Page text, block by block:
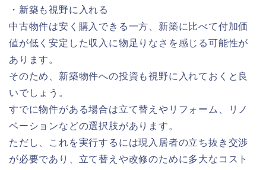
・新築も視野に入れる
中古物件は安く購入できる一方、新築に比べて付加価
値が低く安定した収入に物足りなさを感じる可能性が
あります。
そのため、新築物件への投資も視野に入れておくと良
いでしょう。
すでに物件がある場合は立て替えやリフォーム、リノ
ベーションなどの選択肢があります。
ただし、これを実行するには現入居者の立ち抜き交渉
が必要であり、立て替えや改修のために多大なコスト